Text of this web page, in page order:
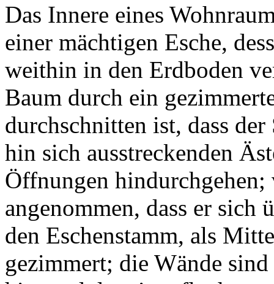
Das Innere eines
einer mächtigen Esche,
weithin in den Erdboden
Baum durch ein
durchschnitten ist, dass
hin sich ausstreckenden
Öffnungen
angenommen, dass er sich
den Eschenstamm, als
gezimmert; die Wände